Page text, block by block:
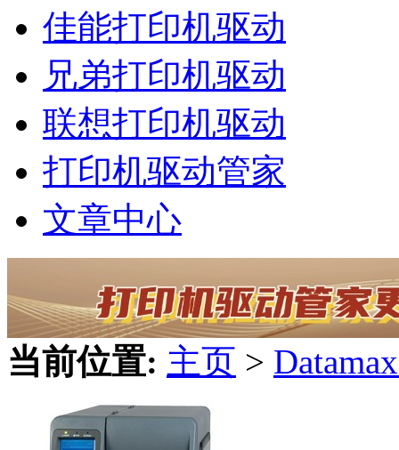
佳能打印机驱动
兄弟打印机驱动
联想打印机驱动
打印机驱动管家
文章中心
当前位置: 主页 >